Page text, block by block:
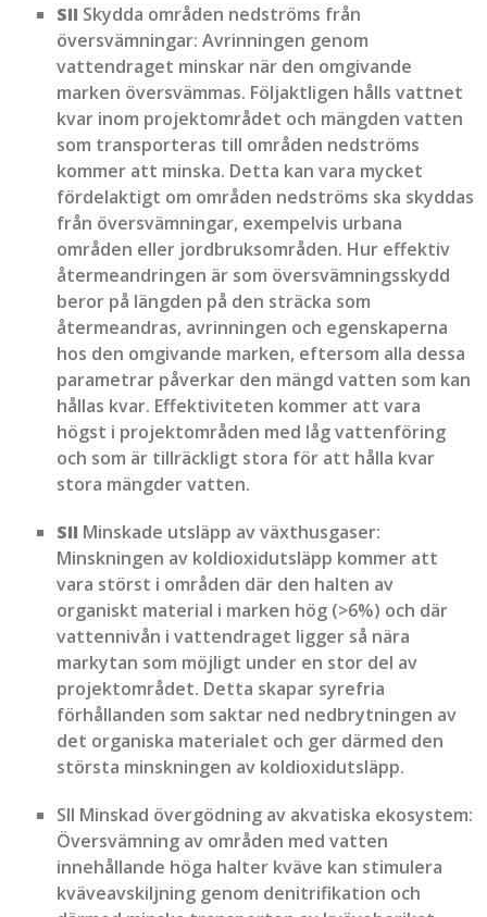
SII Skydda områden nedströms från
översvämningar: Avrinningen genom
vattendraget minskar när den omgivande
marken översvämmas. Följaktligen hålls vattnet
kvar inom projektområdet och mängden vatten
som transporteras till områden nedströms
kommer att minska. Detta kan vara mycket
fördelaktigt om områden nedströms ska skyddas
från översvämningar, exempelvis urbana
områden eller jordbruksområden. Hur effektiv
återmeandringen är som översvämningsskydd
beror på längden på den sträcka som
återmeandras, avrinningen och egenskaperna
hos den omgivande marken, eftersom alla dessa
parametrar påverkar den mängd vatten som kan
hållas kvar. Effektiviteten kommer att vara
högst i projektområden med låg vattenföring
och som är tillräckligt stora för att hålla kvar
stora mängder vatten.
SII Minskade utsläpp av växthusgaser:
Minskningen av koldioxidutsläpp kommer att
vara störst i områden där den halten av
organiskt material i marken hög (>6%) och där
vattennivån i vattendraget ligger så nära
markytan som möjligt under en stor del av
projektområdet. Detta skapar syrefria
förhållanden som saktar ned nedbrytningen av
det organiska materialet och ger därmed den
största minskningen av koldioxidutsläpp.
SII Minskad övergödning av akvatiska ekosystem:
Översvämning av områden med vatten
innehållande höga halter kväve kan stimulera
kväveavskiljning genom denitrifikation och